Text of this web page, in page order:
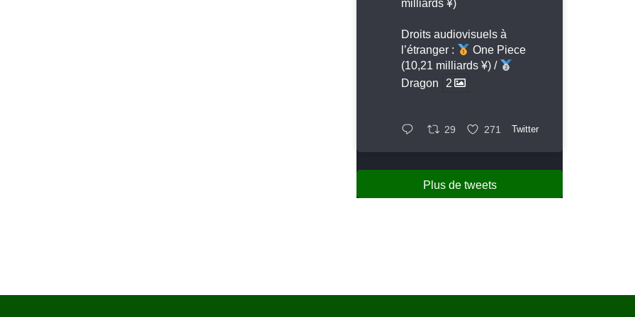
milliards ¥)
Droits audiovisuels à
l’étranger :
One Piece
(10,21 milliards ¥) /
Dragon
2
29 271 Twitter
Plus de tweets